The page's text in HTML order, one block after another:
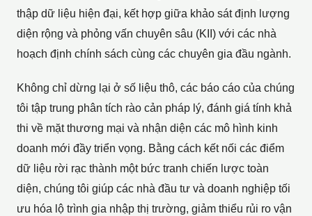
thập dữ liệu hiện đại, kết hợp giữa khảo sát định lượng
diện rộng và phỏng vấn chuyên sâu (KII) với các nhà
hoạch định chính sách cùng các chuyên gia đầu ngành.
Không chỉ dừng lại ở số liệu thô, các báo cáo của chúng
tôi tập trung phân tích rào cản pháp lý, đánh giá tính khả
thi về mặt thương mại và nhận diện các mô hình kinh
doanh mới đầy triển vọng. Bằng cách kết nối các điểm
dữ liệu rời rạc thành một bức tranh chiến lược toàn
diện, chúng tôi giúp các nhà đầu tư và doanh nghiệp tối
ưu hóa lộ trình gia nhập thị trường, giảm thiểu rủi ro vận